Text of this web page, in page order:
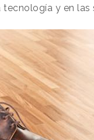
y en